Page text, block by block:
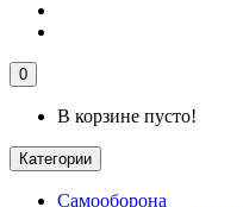
0
В корзине пусто!
Категории
Самооборона